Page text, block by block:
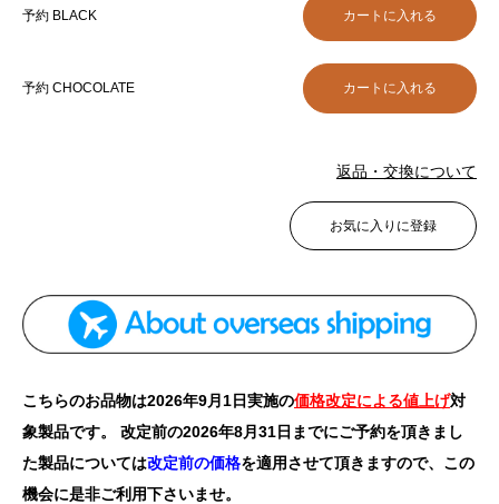
予約 BLACK
予約 CHOCOLATE
返品・交換について
お気に入りに登録
こちらのお品物は2026年9月1日実施の価格改定による値上げ対
象製品です。 改定前の2026年8月31日までにご予約を頂きまし
た製品については改定前の価格を適用させて頂きますので、この
機会に是非ご利用下さいませ。